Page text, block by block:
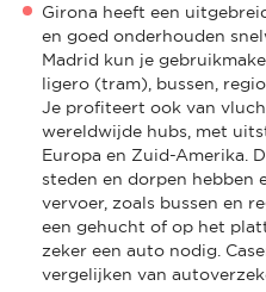
Girona heeft een
en goed onderhouden
Madrid kun je
ligero (tram), bussen,
Je profiteert ook van
wereldwijde hubs, met
Europa en Zuid-Amerika.
steden en dorpen hebben
vervoer, zoals bussen en
een gehucht of op het
zeker een auto nodig.
vergelijken van